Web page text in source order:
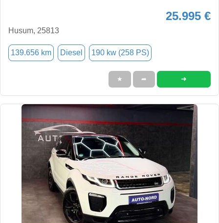
25.995 €
Husum, 25813
139.656 km Diesel 190 kw (258 PS)
★ ➦ ➜